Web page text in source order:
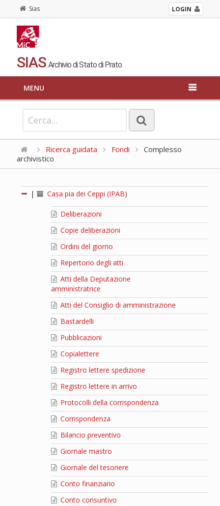
Sias LOGIN
SIAS Archivio di Stato di Prato
MENU
Ricerca guidata Fondi
Complesso
archivistico
| Casa pia dei Ceppi (IPAB)
Deliberazioni
Copie deliberazioni
Ordini del giorno
Repertorio degli atti
Atti della Deputazione
amministratrice
Atti del Consiglio di amministrazione
Bastardelli
Pubblicazioni
Copialettere
Registro lettere spedizione
Registro lettere in arrivo
Protocolli della corrispondenza
Corrispondenza
Bilancio preventivo
Giornale mastro
Giornale del tesoriere
Conto finanziario
Conto consuntivo